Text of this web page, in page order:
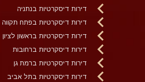
דירות דיסקרטיות בנתניה
דירות דיסקרטיות בפתח תקווה
דירות דיסקרטיות בראשון לציון
דירות דיסקרטיות ברחובות
דירות דיסקרטיות ברמת גן
דירות דיסקרטיות בתל אביב